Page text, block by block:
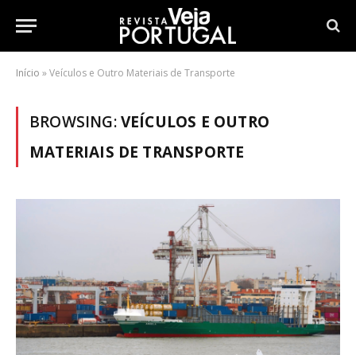
Início »Veículos e Outro Materiais de Transporte
BROWSING:VEÍCULOS E OUTRO
MATERIAIS DE TRANSPORTE